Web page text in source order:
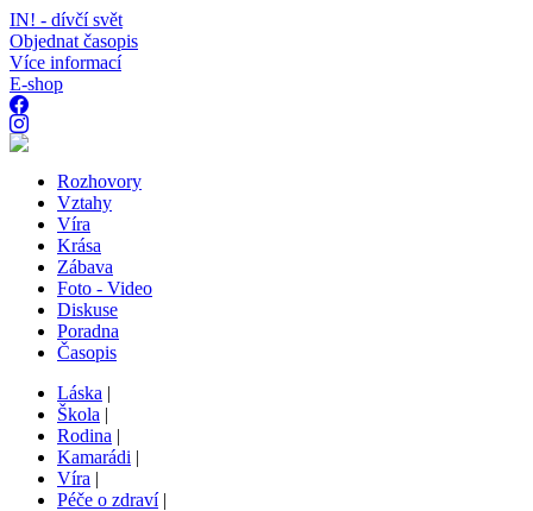
IN! - dívčí svět
Objednat časopis
Více informací
E-shop
Rozhovory
Vztahy
Víra
Krása
Zábava
Foto - Video
Diskuse
Poradna
Časopis
Láska |
Škola |
Rodina |
Kamarádi |
Víra |
Péče o zdraví|